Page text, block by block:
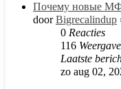
Почему новые
doorBigrecalindup
0 Reacties
116
Laatste
zo aug 02,